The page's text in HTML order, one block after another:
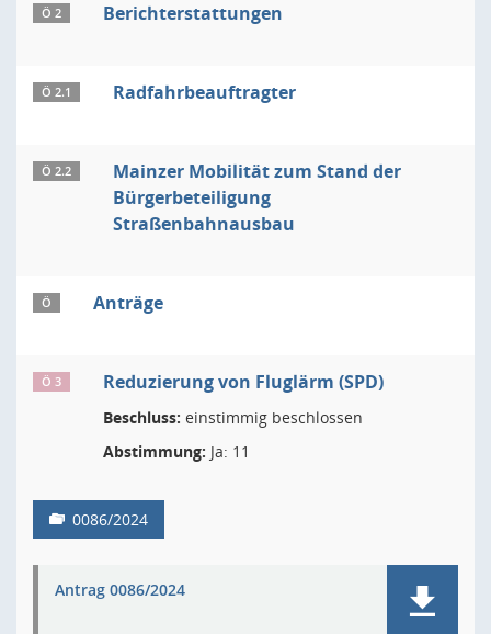
Ö 2 Berichterstattungen
Ö 2.1 Radfahrbeauftragter
Ö 2.2
Mainzer Mobilität zum Stand der
Bürgerbeteiligung
Straßenbahnausbau
Ö Anträge
Ö 3 Reduzierung von Fluglärm (SPD)
Beschluss: einstimmig beschlossen
Abstimmung: Ja: 11
0086/2024
Antrag 0086/2024